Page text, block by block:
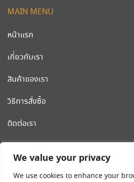
We value your privacy
We use cookies to enhance your
โรงงานผลิต รถเข็นสแตนเลส รถเข็นโร
MAIN MENU
หน้าแรก
เกี่ยวกับเรา
สินค้าของเรา
วิธีการสั่งซื้อ
ติดต่อเรา